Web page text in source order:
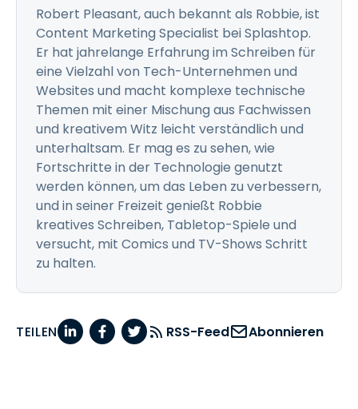
Robert Pleasant, auch bekannt als Robbie, ist
Content Marketing Specialist bei Splashtop.
Er hat jahrelange Erfahrung im Schreiben für
eine Vielzahl von Tech-Unternehmen und
Websites und macht komplexe technische
Themen mit einer Mischung aus Fachwissen
und kreativem Witz leicht verständlich und
unterhaltsam. Er mag es zu sehen, wie
Fortschritte in der Technologie genutzt
werden können, um das Leben zu verbessern,
und in seiner Freizeit genießt Robbie
kreatives Schreiben, Tabletop-Spiele und
versucht, mit Comics und TV-Shows Schritt
zu halten.
TEILEN RSS-Feed Abonnieren